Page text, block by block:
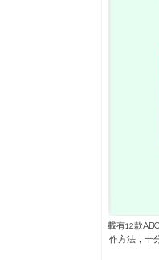
載有12款
作方法，十